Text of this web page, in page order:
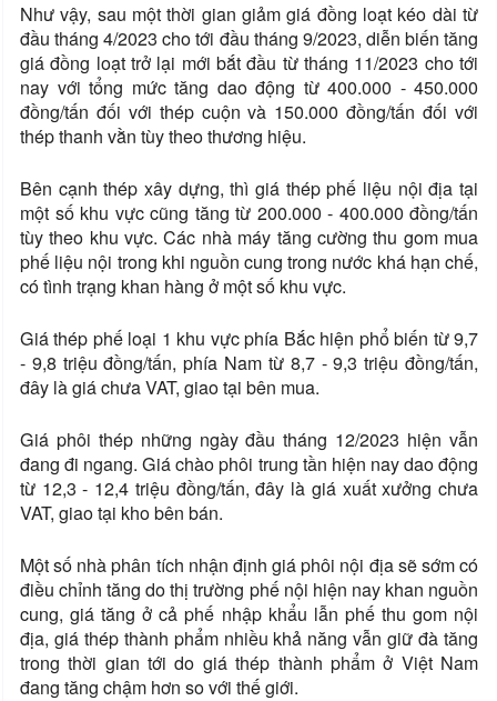
Như vậy, sau một thời gian giảm giá đồng loạt kéo dài từ
đầu tháng 4/2023 cho tới đầu tháng 9/2023, diễn biến tăng
giá đồng loạt trở lại mới bắt đầu từ tháng 11/2023 cho tới
nay với tổng mức tăng dao động từ 400.000 - 450.000
đồng/tấn đối với thép cuộn và 150.000 đồng/tấn đối với
thép thanh vằn tùy theo thương hiệu.
Bên cạnh thép xây dựng, thì giá thép phế liệu nội địa tại
một số khu vực cũng tăng từ 200.000 - 400.000 đồng/tấn
tùy theo khu vực. Các nhà máy tăng cường thu gom mua
phế liệu nội trong khi nguồn cung trong nước khá hạn chế,
có tình trạng khan hàng ở một số khu vực.
Giá thép phế loại 1 khu vực phía Bắc hiện phổ biến từ 9,7
- 9,8 triệu đồng/tấn, phía Nam từ 8,7 - 9,3 triệu đồng/tấn,
đây là giá chưa VAT, giao tại bên mua.
Giá phôi thép những ngày đầu tháng 12/2023 hiện vẫn
đang đi ngang. Giá chào phôi trung tần hiện nay dao động
từ 12,3 - 12,4 triệu đồng/tấn, đây là giá xuất xưởng chưa
VAT, giao tại kho bên bán.
Một số nhà phân tích nhận định giá phôi nội địa sẽ sớm có
điều chỉnh tăng do thị trường phế nội hiện nay khan nguồn
cung, giá tăng ở cả phế nhập khẩu lẫn phế thu gom nội
địa, giá thép thành phẩm nhiều khả năng vẫn giữ đà tăng
trong thời gian tới do giá thép thành phẩm ở Việt Nam
đang tăng chậm hơn so với thế giới.